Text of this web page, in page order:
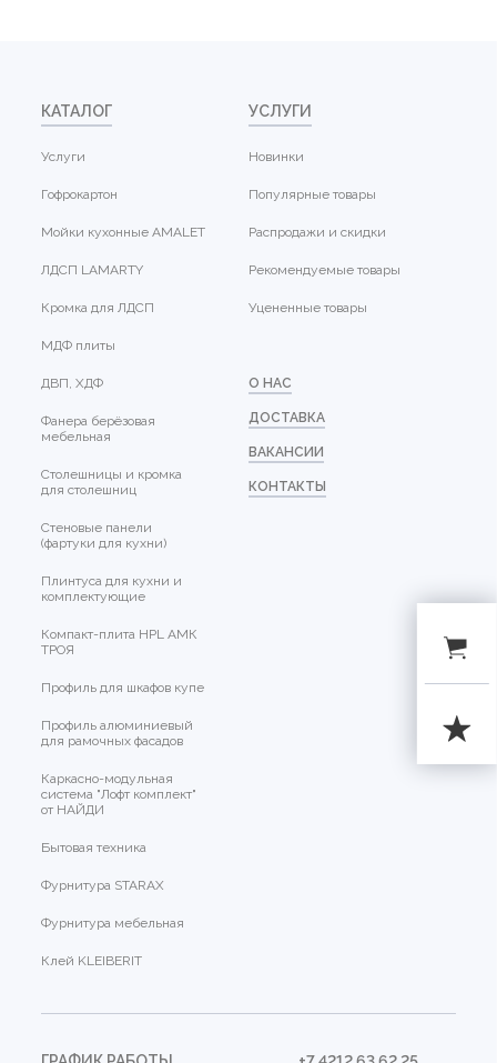
КАТАЛОГ
Услуги
Гофрокартон
Мойки кухонные AMALET
ЛДСП LAMARTY
Кромка для ЛДСП
МДФ плиты
ДВП, ХДФ
Фанера берёзовая
мебельная
Столешницы и кромка
для столешниц
Стеновые панели
(фартуки для кухни)
Плинтуса для кухни и
комплектующие
Компакт-плита HPL АМК
ТРОЯ
Профиль для шкафов купе
Профиль алюминиевый
для рамочных фасадов
Каркасно-модульная
система "Лофт комплект"
от НАЙДИ
Бытовая техника
Фурнитура STARAX
Фурнитура мебельная
Клей KLEIBERIT
УСЛУГИ
Новинки
Популярные товары
Распродажи и скидки
Рекомендуемые товары
Уцененные товары
О НАС
ДОСТАВКА
ВАКАНСИИ
КОНТАКТЫ